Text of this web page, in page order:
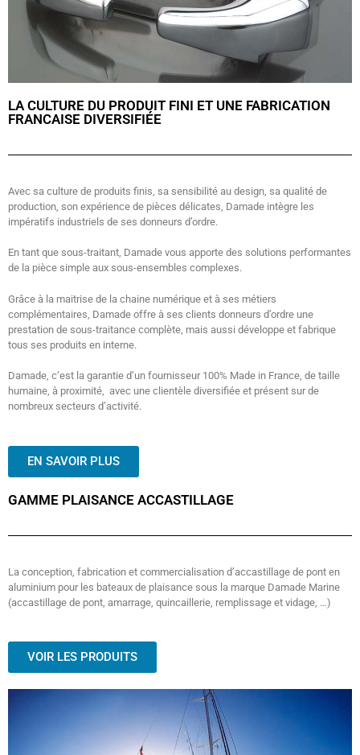
LA CULTURE DU PRODUIT FINI ET UNE FABRICATION
FRANCAISE DIVERSIFIÉE
Avec sa culture de produits finis, sa sensibilité au design, sa qualité de
production, son expérience de pièces délicates, Damade intègre les
impératifs industriels de ses donneurs d’ordre.
En tant que sous-traitant, Damade vous apporte des solutions performantes
de la pièce simple aux sous-ensembles complexes.
Grâce à la maitrise de la chaine numérique et à ses métiers
complémentaires, Damade offre à ses clients donneurs d’ordre une
prestation de sous-traitance complète, mais aussi développe et fabrique
tous ses produits en interne.
Damade, c’est la garantie d’un fournisseur 100% Made in France, de taille
humaine, à proximité, avec une clientèle diversifiée et présent sur de
nombreux secteurs d’activité.
EN SAVOIR PLUS
GAMME PLAISANCE ACCASTILLAGE
La conception, fabrication et commercialisation d’accastillage de pont en
aluminium pour les bateaux de plaisance sous la marque Damade Marine
(accastillage de pont, amarrage, quincaillerie, remplissage et vidage, …)
VOIR LES PRODUITS